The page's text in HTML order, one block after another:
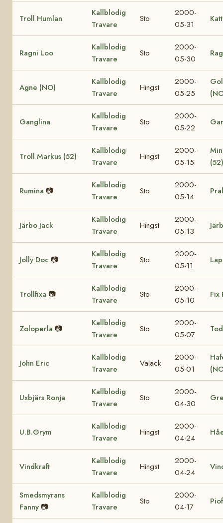
Troll Humlan
Kallblodig
Travare
Sto
2000-
05-31
Ragni Loo
Kallblodig
Travare
Sto
2000-
05-30
Agne (NO)
Kallblodig
Travare
Hingst
2000-
05-25
Ganglina
Kallblodig
Travare
Sto
2000-
05-22
Troll Markus (52)
Kallblodig
Travare
Hingst
2000-
05-15
(52)
Rumina 📷
Kallblodig
Travare
Sto
2000-
05-14
Järbo Jack
Kallblodig
Travare
Hingst
2000-
05-13
Jolly Doc 📷
Kallblodig
Travare
Sto
2000-
05-11
Trollfixa 📷
Kallblodig
Travare
Sto
2000-
05-10
Fix
Zoloperla 📷
Kallblodig
Travare
Sto
2000-
05-07
John Eric
Kallblodig
Travare
Valack
2000-
05-01
Uxbjärs Ronja
Kallblodig
Travare
Sto
2000-
04-30
U.B.Grym
Kallblodig
Travare
Hingst
2000-
04-24
Vindkraft
Kallblodig
Travare
Hingst
2000-
04-24
Smedsmyrans
Fanny 📷
Kallblodig
Travare
Sto
2000-
04-17